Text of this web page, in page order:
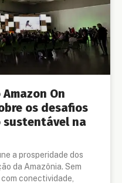
On
os desafios
sustentável na
a prosperidade dos
da Amazônia. Sem
conectividade,